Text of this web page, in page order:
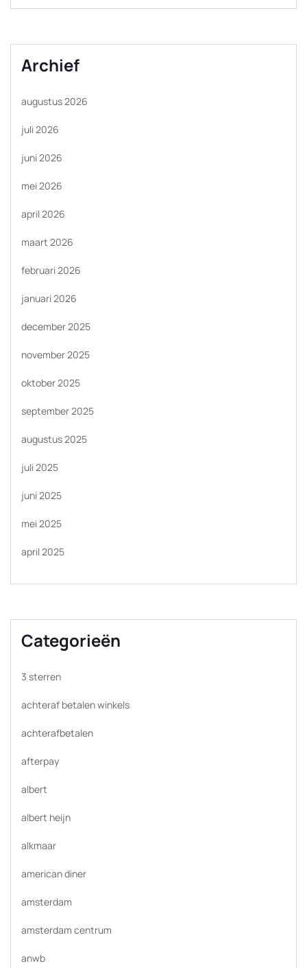
Archief
augustus 2026
juli 2026
juni 2026
mei 2026
april 2026
maart 2026
februari 2026
januari 2026
december 2025
november 2025
oktober 2025
september 2025
augustus 2025
juli 2025
juni 2025
mei 2025
april 2025
Categorieën
3 sterren
achteraf betalen winkels
achterafbetalen
afterpay
albert
albert heijn
alkmaar
american diner
amsterdam
amsterdam centrum
anwb